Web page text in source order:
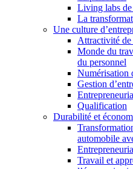
Living labs
La
Une culture
Attractivité
Monde du
du personnel
Numérisation
Gestion
Qualification
Durabilité et
automobile
Travail et